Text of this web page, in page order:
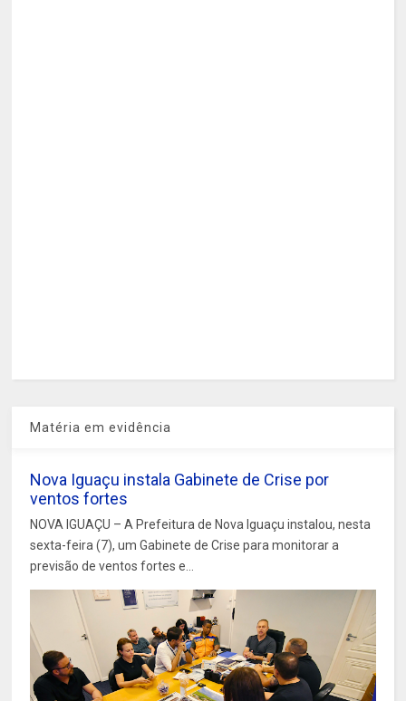
Matéria em evidência
Nova Iguaçu instala Gabinete de Crise por
ventos fortes
NOVA IGUAÇU – A Prefeitura de Nova Iguaçu instalou, nesta
sexta-feira (7), um Gabinete de Crise para monitorar a
previsão de ventos fortes e...